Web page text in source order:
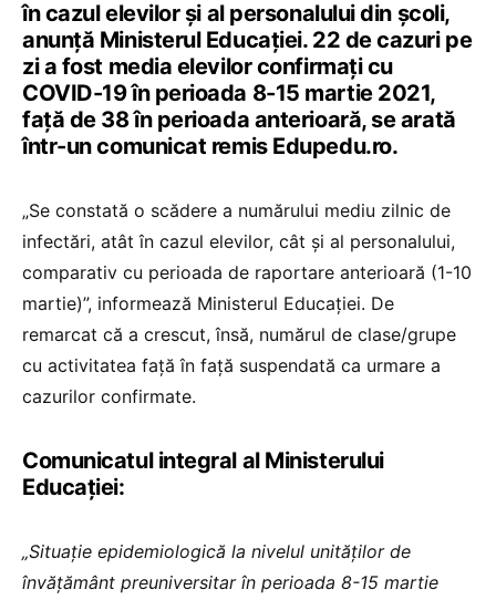
în cazul elevilor și al personalului din școli,
anunță Ministerul Educației. 22 de cazuri pe
zi a fost media elevilor confirmați cu
COVID-19 în perioada 8-15 martie 2021,
față de 38 în perioada anterioară, se arată
într-un comunicat remis Edupedu.ro.
„Se constată o scădere a numărului mediu zilnic de
infectări, atât în cazul elevilor, cât și al personalului,
comparativ cu perioada de raportare anterioară (1-10
martie)”, informează Ministerul Educației. De
remarcat că a crescut, însă, numărul de clase/grupe
cu activitatea față în față suspendată ca urmare a
cazurilor confirmate.
Comunicatul integral al Ministerului
Educației:
„Situație epidemiologică la nivelul unităților de
învățământ preuniversitar în perioada 8-15 martie